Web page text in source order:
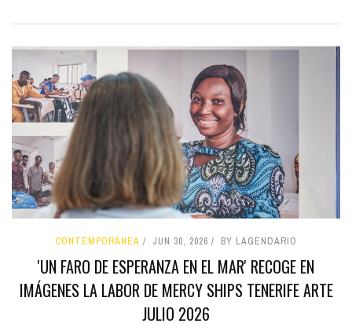
CONTEMPORÁNEA JUN 30, 2026 BY LAGENDARIO
'UN FARO DE ESPERANZA EN EL MAR' RECOGE EN
IMÁGENES LA LABOR DE MERCY SHIPS TENERIFE ARTE
JULIO 2026